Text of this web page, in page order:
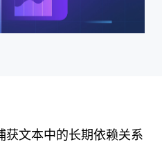
获文本中的长期依赖关系